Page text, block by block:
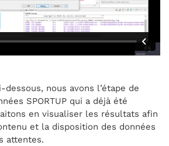
nous avons l’étape de
SPORTUP qui a déjà été
en visualiser les résultats afin
et la disposition des données
attentes.